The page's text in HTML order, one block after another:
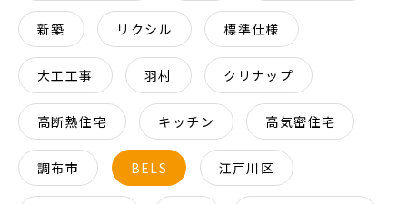
新築 リクシル 標準仕様
大工工事 羽村 クリナップ
高断熱住宅 キッチン 高気密住宅
調布市 BELS 江戸川区